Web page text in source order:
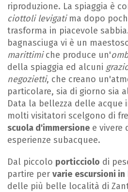
riproduzione. La spiaggia è
ciottoli levigatima dopo
trasforma in piacevole
bagnasciuga vi è un
marittimiche produce un'
della spiaggia ed alcuni
negozietti, che creano
particolare, sia di giorno sia
Data la bellezza delle acque
molti visitatori scelgono di
scuola d'immersione e vivere
esperienze subacquee.
Dal piccolo porticciolo di
partire per varie escursioni in
delle più belle località di